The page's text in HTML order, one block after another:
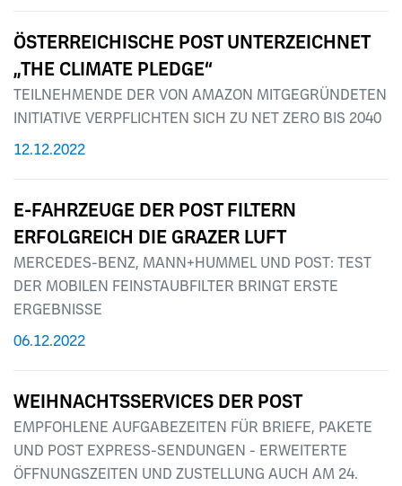
ÖSTERREICHISCHE POST UNTERZEICHNET
„THE CLIMATE PLEDGE“
TEILNEHMENDE DER VON AMAZON MITGEGRÜNDETEN
INITIATIVE VERPFLICHTEN SICH ZU NET ZERO BIS 2040
12.12.2022
E-FAHRZEUGE DER POST FILTERN
ERFOLGREICH DIE GRAZER LUFT
MERCEDES-BENZ, MANN+HUMMEL UND POST: TEST
DER MOBILEN FEINSTAUBFILTER BRINGT ERSTE
ERGEBNISSE
06.12.2022
WEIHNACHTSSERVICES DER POST
EMPFOHLENE AUFGABEZEITEN FÜR BRIEFE, PAKETE
UND POST EXPRESS-SENDUNGEN - ERWEITERTE
ÖFFNUNGSZEITEN UND ZUSTELLUNG AUCH AM 24.